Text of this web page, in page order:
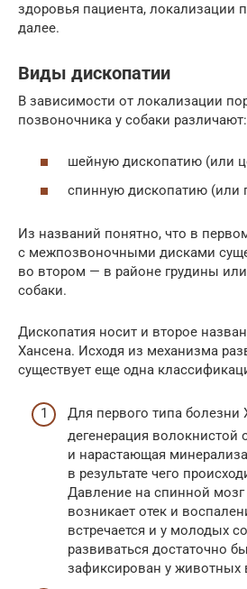
здоровья пациента, локализации
далее.
Виды дископатии
В зависимости от локализации
позвоночника у собаки различают:
шейную дископатию (или
спинную дископатию (или
Из названий понятно, что в
с межпозвоночными дисками
во втором — в районе грудины
собаки.
Дископатия носит и второе
Хансена. Исходя из механизма
существует еще одна
Для первого типа болезни
дегенерация волокнистой
и нарастающая
в результате чего
Давление на спинной мозг
возникает отек и
встречается и у молодых
развиваться достаточно
зафиксирован у животных